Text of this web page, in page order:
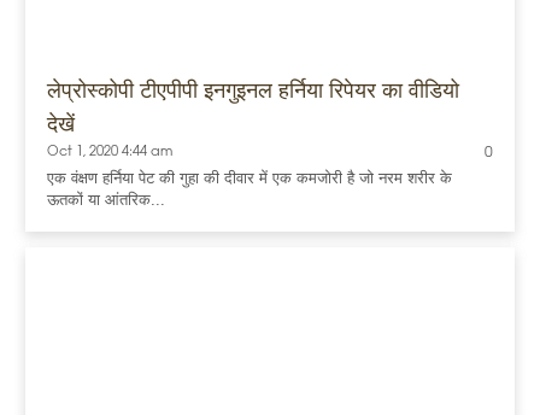
लेप्रोस्कोपी टीएपीपी इनगुइनल हर्निया रिपेयर का वीडियो
देखें
Oct 1, 2020 4:44 am 0
एक वंक्षण हर्निया पेट की गुहा की दीवार में एक कमजोरी है जो नरम शरीर के
ऊतकों या आंतरिक...